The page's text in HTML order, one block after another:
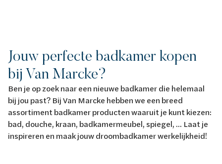
Jouw perfecte badkamer kopen
bij Van Marcke?
Ben je op zoek naar een nieuwe badkamer die helemaal
bij jou past? Bij Van Marcke hebben we een breed
assortiment badkamer producten waaruit je kunt kiezen:
bad, douche, kraan, badkamermeubel, spiegel, ... Laat je
inspireren en maak jouw droombadkamer werkelijkheid!